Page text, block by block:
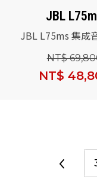
JBL
JBL L75ms 集成
NT$
NT$